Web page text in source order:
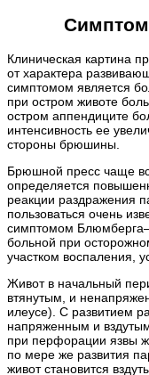
Клиническая картина
от характера
симптомом является
при остром животе
остром аппендиците
интенсивность ее
стороны брюшины.
Брюшной пресс чаще
определяется
реакции раздражения
пользоваться очень
симптомом
больной при
участком воспаления,
Живот в начальный
втянутым, и
илеусе). С развитием
напряженным и
при перфорации язвы
по мере же развития
живот становится